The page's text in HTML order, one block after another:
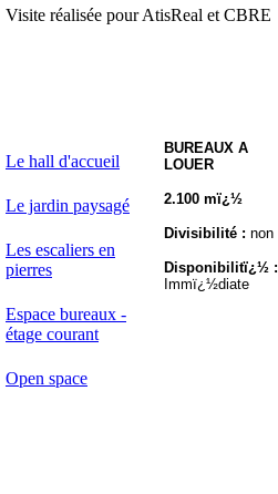
Visite réalisée pour AtisReal et CBRE
Le hall d'accueil
Le jardin paysagé
Les escaliers en
pierres
Espace bureaux -
étage courant
Open space
BUREAUX A
LOUER
2.100 mï¿½
Divisibilité : non
Disponibilitï¿½ :
Immï¿½diate